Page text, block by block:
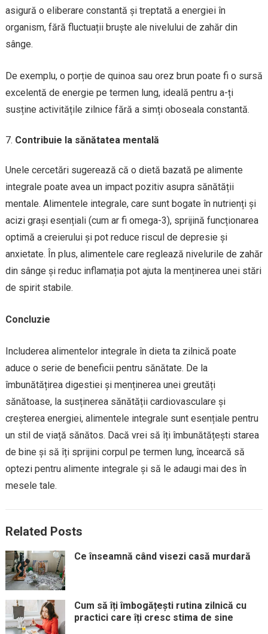
asigură o eliberare constantă și treptată a energiei în
organism, fără fluctuații bruște ale nivelului de zahăr din
sânge.
De exemplu, o porție de quinoa sau orez brun poate fi o sursă
excelentă de energie pe termen lung, ideală pentru a-ți
susține activitățile zilnice fără a simți oboseala constantă.
Contribuie la sănătatea mentală
Unele cercetări sugerează că o dietă bazată pe alimente
integrale poate avea un impact pozitiv asupra sănătății
mentale. Alimentele integrale, care sunt bogate în nutrienți și
acizi grași esențiali (cum ar fi omega-3), sprijină funcționarea
optimă a creierului și pot reduce riscul de depresie și
anxietate. În plus, alimentele care reglează nivelurile de zahăr
din sânge și reduc inflamația pot ajuta la menținerea unei stări
de spirit stabile.
Concluzie
Includerea alimentelor integrale în dieta ta zilnică poate
aduce o serie de beneficii pentru sănătate. De la
îmbunătățirea digestiei și menținerea unei greutăți
sănătoase, la susținerea sănătății cardiovasculare și
creșterea energiei, alimentele integrale sunt esențiale pentru
un stil de viață sănătos. Dacă vrei să îți îmbunătățești starea
de bine și să îți sprijini corpul pe termen lung, încearcă să
optezi pentru alimente integrale și să le adaugi mai des în
mesele tale.
Related Posts
Ce înseamnă când visezi casă murdară
Cum să îți îmbogățești rutina zilnică cu
practici care îți cresc stima de sine